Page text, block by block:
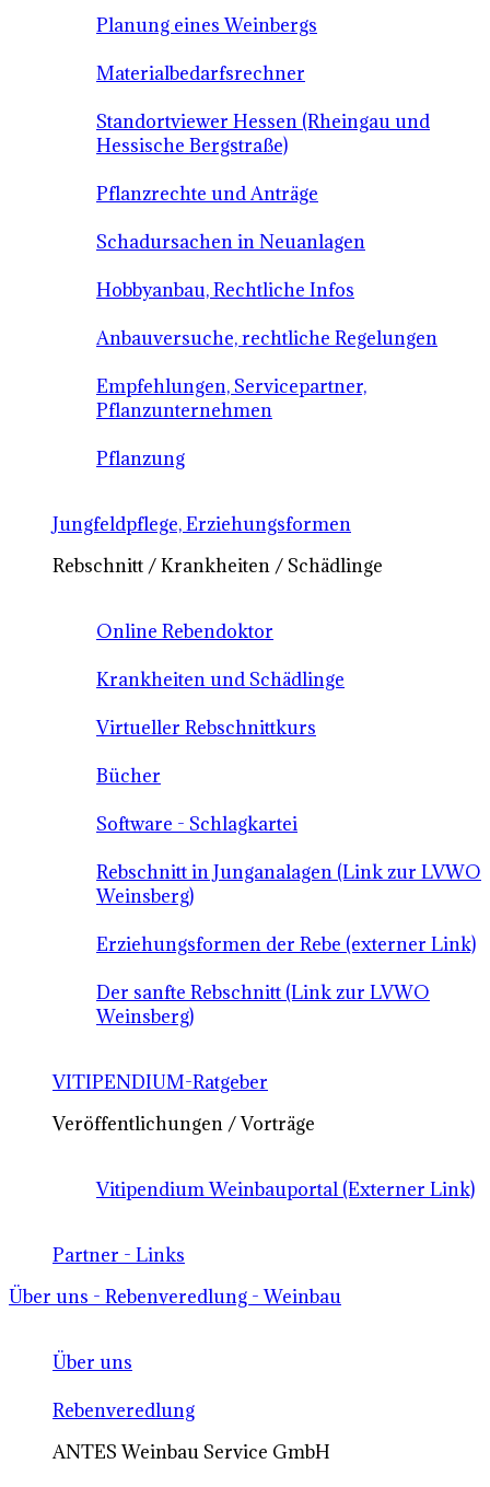
Planung eines Weinbergs
Materialbedarfsrechner
Standortviewer Hessen (Rheingau und
Hessische Bergstraße)
Pflanzrechte und Anträge
Schadursachen in Neuanlagen
Hobbyanbau, Rechtliche Infos
Anbauversuche, rechtliche Regelungen
Empfehlungen, Servicepartner,
Pflanzunternehmen
Pflanzung
Jungfeldpflege, Erziehungsformen
Rebschnitt / Krankheiten / Schädlinge
Online Rebendoktor
Krankheiten und Schädlinge
Virtueller Rebschnittkurs
Bücher
Software - Schlagkartei
Rebschnitt in Junganalagen (Link zur LVWO
Weinsberg)
Erziehungsformen der Rebe (externer Link)
Der sanfte Rebschnitt (Link zur LVWO
Weinsberg)
VITIPENDIUM-Ratgeber
Veröffentlichungen / Vorträge
Vitipendium Weinbauportal (Externer Link)
Partner - Links
Über uns - Rebenveredlung - Weinbau
Über uns
Rebenveredlung
ANTES Weinbau Service GmbH